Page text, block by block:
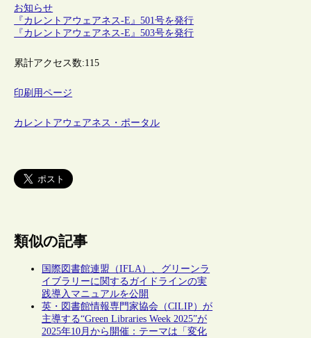
お知らせ
『カレントアウェアネス-E』501号を発行
『カレントアウェアネス-E』503号を発行
累計アクセス数:115
印刷用ページ
カレントアウェアネス・ポータル
類似の記事
国際図書館連盟（IFLA）、グリーンラ
イブラリーに関するガイドラインの実
践導入マニュアルを公開
英・図書館情報専門家協会（CILIP）が
主導する“Green Libraries Week 2025”が
2025年10月から開催：テーマは「変化